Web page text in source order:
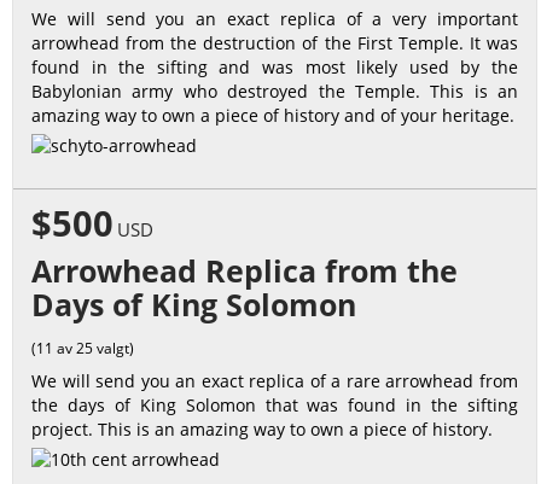
We will send you an exact replica of a very important
arrowhead from the destruction of the First Temple. It was
found in the sifting and was most likely used by the
Babylonian army who destroyed the Temple. This is an
amazing way to own a piece of history and of your heritage.
$500 USD
Arrowhead Replica from the
Days of King Solomon
(11 av 25 valgt)
We will send you an exact replica of a rare arrowhead from
the days of King Solomon that was found in the sifting
project. This is an amazing way to own a piece of history.